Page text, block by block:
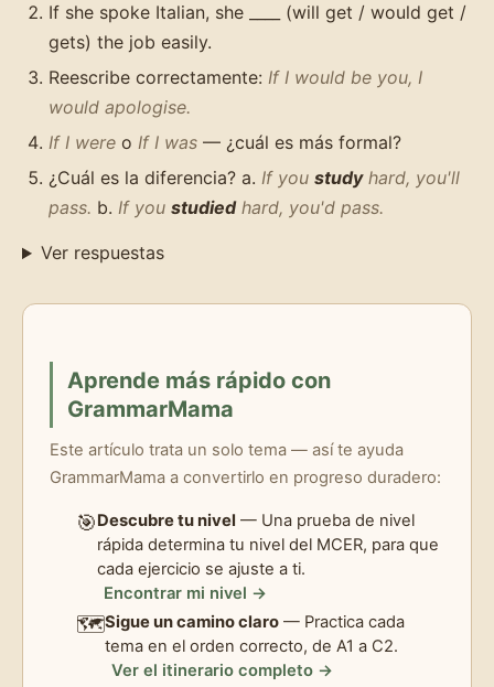
If she spoke Italian, she ____ (will get / would get /
gets) the job easily.
Reescribe correctamente: If I would be you, I
would apologise.
If I were o If I was — ¿cuál es más formal?
¿Cuál es la diferencia? a. If you studyhard, you'll
pass. b. If you studiedhard, you'd pass.
Ver respuestas
Aprende más rápido con
GrammarMama
Este artículo trata un solo tema — así te ayuda
GrammarMama a convertirlo en progreso duradero:
🎯Descubre tu nivel — Una prueba de nivel
rápida determina tu nivel del MCER, para que
cada ejercicio se ajuste a ti.
Encontrar mi nivel →
🗺️Sigue un camino claro — Practica cada
tema en el orden correcto, de A1 a C2.
Ver el itinerario completo →